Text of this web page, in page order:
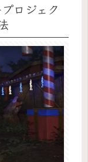
ロジェク